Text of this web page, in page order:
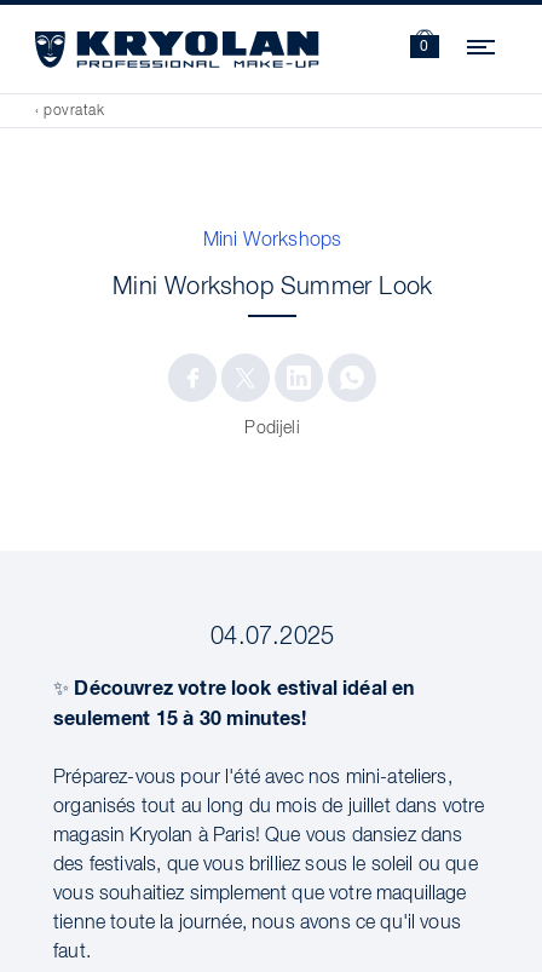
0
‹ povratak
Mini Workshops
Mini Workshop Summer Look
Podijeli
04.07.2025
✨ Découvrez votre look estival idéal en
seulement 15 à 30 minutes!
Préparez-vous pour l'été avec nos mini-ateliers,
organisés tout au long du mois de juillet dans votre
magasin Kryolan à Paris! Que vous dansiez dans
des festivals, que vous brilliez sous le soleil ou que
vous souhaitiez simplement que votre maquillage
tienne toute la journée, nous avons ce qu'il vous
faut.